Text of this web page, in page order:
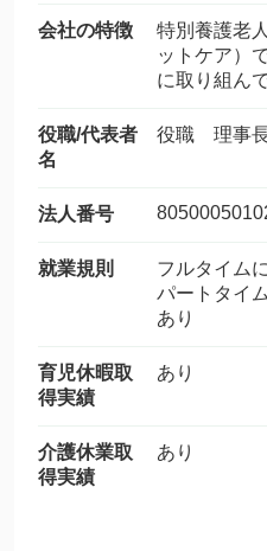
会社の特徴
特別養護老
ットケア）
に取り組ん
役職/代表者
名
役職 理事
法人番号
就業規則
フルタイ
パートタイ
あり
育児休暇取
得実績
あり
介護休業取
得実績
あり